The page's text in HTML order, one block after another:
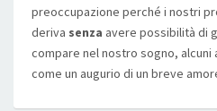
preoccupazione perché i nostri
deriva senza avere possibilità di
compare nel nostro sogno,
come un augurio di un breve